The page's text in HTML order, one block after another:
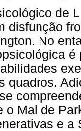
de
disfunção
No
quadros.
o Mal de
e a